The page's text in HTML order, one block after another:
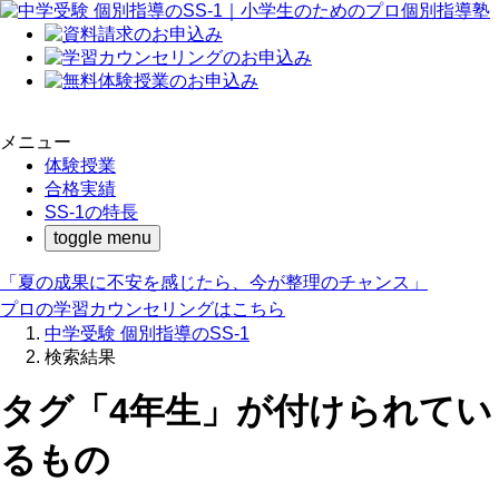
メニュー
体験授業
合格実績
SS-1の特長
toggle menu
「夏の成果に不安を感じたら、今が整理のチャンス」
プロの学習カウンセリングはこちら
中学受験 個別指導のSS-1
検索結果
タグ「4年生」が付けられてい
るもの